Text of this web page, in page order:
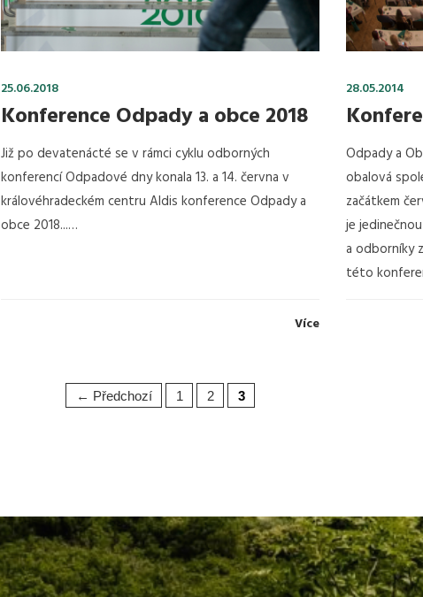
25.06.2018
Konference Odpady a obce 2018
Již po devatenácté se v rámci cyklu odborných
konferencí Odpadové dny konala 13. a 14. června v
královéhradeckém centru Aldis konference Odpady a
obce 2018...…
Více
28.05.2014
Odpady a
obalová
začátkem
je
a odborníky
této
← Předchozí 1 2 3